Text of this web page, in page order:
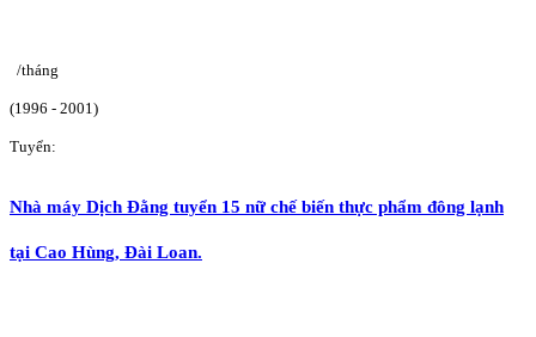
/tháng
(1996 - 2001)
Tuyển:
Nhà máy Dịch Đằng tuyển 15 nữ chế biến thực phẩm đông lạnh
tại Cao Hùng, Đài Loan.